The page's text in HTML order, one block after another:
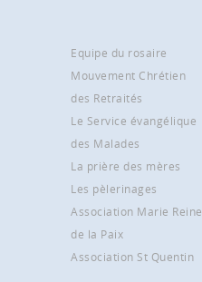
Equipe du rosaire
Mouvement Chrétien
des Retraités
Le Service évangélique
des Malades
La prière des mères
Les pèlerinages
Association Marie Reine
de la Paix
Association St Quentin